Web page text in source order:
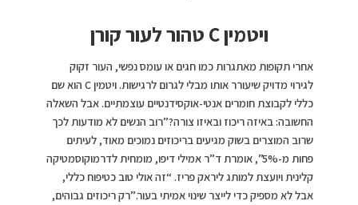
ויטמין C טהור לעור קורן
אחרי תקופות מאתגרות כמו חגים או עומס נפשי, העור זקוק
לגירוי מדויק שיעורר אותו מבלי לגרום לרגישות. ויטמין C הוא שם
כללי לקבוצת חומרים אנטי-אוקסידנטיים עוצמתיים. אבל השאלה
החשובה: באיזה ריכוז ובאיזו צורה?”רוב הנשים לא מודעות לכך
שרוב המוצרים בשוק מגיעים בריכוזים נמוכים מאוד, לעיתים
פחות מ-5%”, אומרת ד”ר אמילי דיפו, מומחית לדרמוקוסמטיקה
קלינית ויועצת למותג ליראק פריז. “זה אולי טוב כטיפוח כללי,
אבל לא מספיק כדי לייצר שינוי אמיתי בעור.”רק ריכוזים גבוהים,